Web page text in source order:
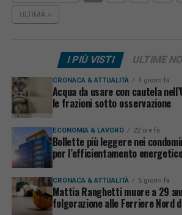
ULTIMA »
I PIÙ VISTI ULTIME
CRONACA & ATTUALITÀ 4 giorni fa
Acqua da usare con cautela
le frazioni sotto osservazione
ECONOMIA & LAVORO 22 ore fa
Bollette più leggere nei
per l’efficientamento
CRONACA & ATTUALITÀ 5 giorni fa
Mattia Ranghetti muore a 29
folgorazione alle Ferriere Nord